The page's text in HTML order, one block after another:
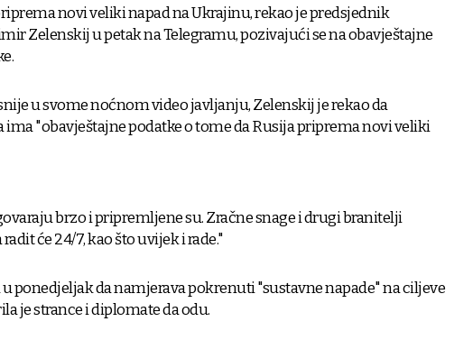
novi veliki napad na Ukrajinu, rekao je predsjednik
Zelenskij u petak na Telegramu, pozivajući se na obavještajne
u svome noćnom video javljanju, Zelenskij je rekao da
ima "obavještajne podatke o tome da Rusija priprema novi veliki
brzo i pripremljene su. Zračne snage i drugi branitelji
će 24/7, kao što uvijek i rade."
ponedjeljak da namjerava pokrenuti "sustavne napade" na ciljeve
je strance i diplomate da odu.